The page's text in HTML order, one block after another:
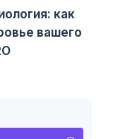
как
вашего